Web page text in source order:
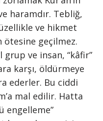
haramdır. Tebliğ,
ve hikmet
ötesine geçilmez.
ve insan, “kâfir”
karşı, öldürmeye
ederler. Bu ciddi
mal edilir. Hatta
engelleme”